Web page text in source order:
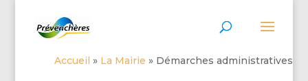
Accueil » La Mairie » Démarches administratives